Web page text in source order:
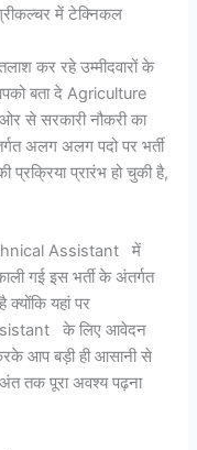
में टेक्निकल
कर रहे उम्मीदवारों के
बता दे Agriculture
से सरकारी नौकरी का
अलग अलग पदो पर भर्ती
प्रारंभ हो चुकी है,
Assistant में
गई इस भर्ती के अंतर्गत
यहां पर
के लिए आवेदन
आप बड़ी ही आसानी से
तक पूरा अवश्य पढ़ना